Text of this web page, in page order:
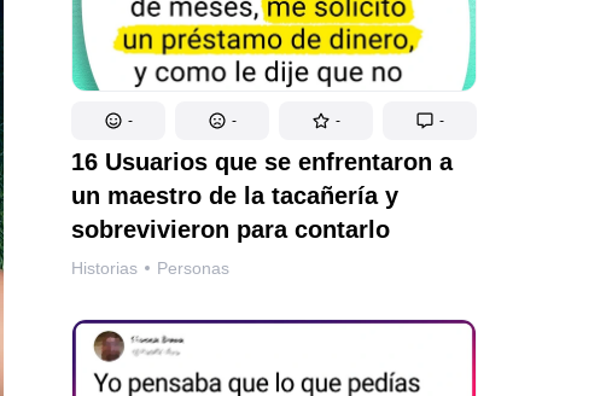
- - - -
16 Usuarios que se enfrentaron a
un maestro de la tacañería y
sobrevivieron para contarlo
Historias Personas